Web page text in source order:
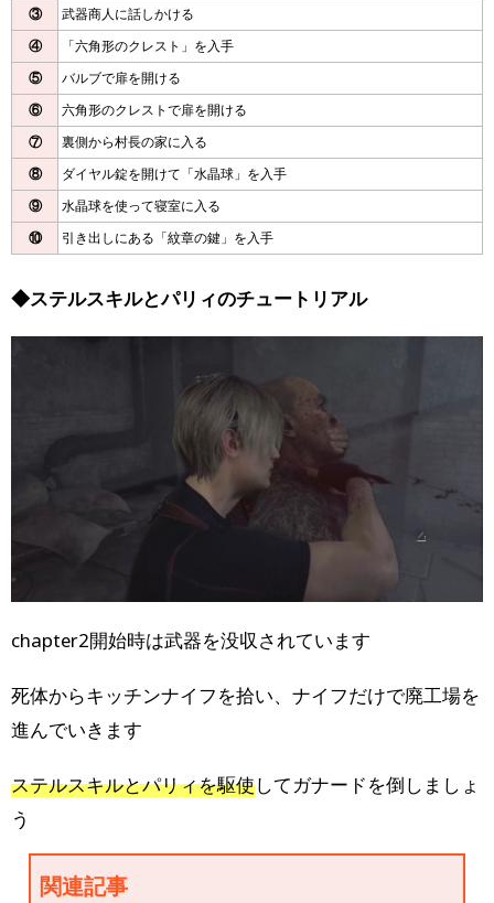
③
武器商人に話しかける
④
「六角形のクレスト」を入手
⑤
バルブで扉を開ける
⑥
六角形のクレストで扉を開ける
⑦
裏側から村長の家に入る
⑧
ダイヤル錠を開けて「水晶球」を入手
⑨
水晶球を使って寝室に入る
⑩
引き出しにある「紋章の鍵」を入手
◆ステルスキルとパリィのチュートリアル
chapter2開始時は武器を没収されています
死体からキッチンナイフを拾い、ナイフだけで廃工場を
進んでいきます
ステルスキルとパリィを駆使してガナードを倒しましょ
う
関連記事